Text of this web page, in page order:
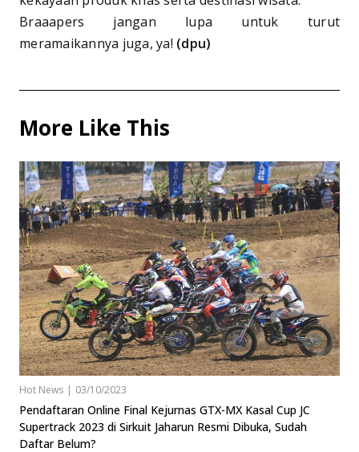
Braaapers jangan lupa untuk turut
meramaikannya juga, ya! (dpu)
More Like This
Hot News | 03/10/2023
Pendaftaran Online Final Kejurnas GTX-MX Kasal Cup JC
Supertrack 2023 di Sirkuit Jaharun Resmi Dibuka, Sudah
Daftar Belum?